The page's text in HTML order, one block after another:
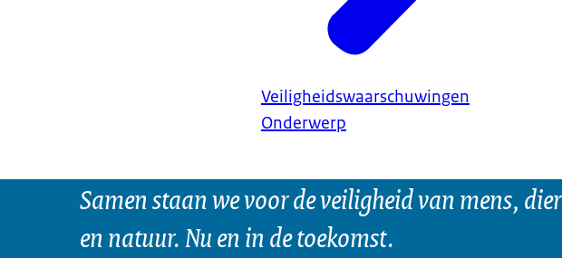
Veiligheidswaarschuwingen
Onderwerp
Samen staan we voor de veiligheid van mens, dier
en natuur. Nu en in de toekomst.